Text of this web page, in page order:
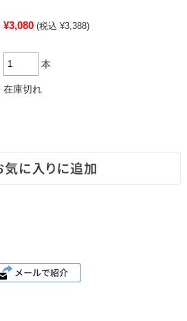
¥3,080 (税込 ¥3,388)
本
在庫切れ